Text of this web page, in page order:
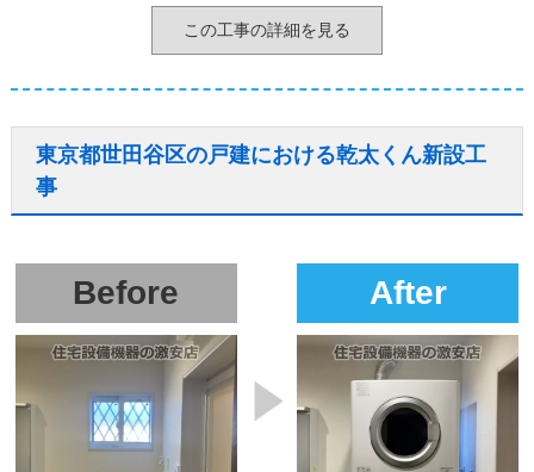
この工事の詳細を見る
東京都世田谷区の戸建における乾太くん新設工
事
Before After